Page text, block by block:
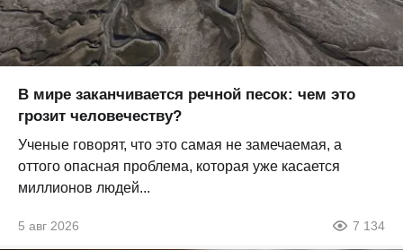
В мире заканчивается речной песок: чем это
грозит человечеству?
Ученые говорят, что это самая не замечаемая, а
оттого опасная проблема, которая уже касается
миллионов людей...
5 авг 2026 7 134